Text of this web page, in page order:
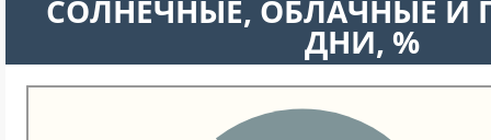
CОЛНЕЧНЫЕ, ОБЛАЧНЫЕ И
ДНИ, %